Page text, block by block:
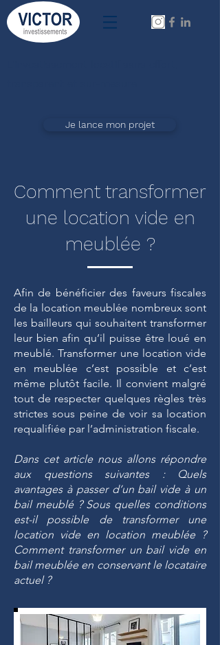
Je lance mon projet
Comment transformer
une location vide en
meublée ?
Afin de bénéficier des faveurs fiscales
de la location meublée nombreux sont
les bailleurs qui souhaitent transformer
leur bien afin qu’il puisse être loué en
meublé. Transformer une location vide
en meublée c’est possible et c’est
même plutôt facile. Il convient malgré
tout de respecter quelques règles très
strictes sous peine de voir sa location
requalifiée par l’administration fiscale.
Dans cet article nous allons répondre
aux questions suivantes : Quels
avantages à passer d’un bail vide à un
bail meublé ? Sous quelles conditions
est-il possible de transformer une
location vide en location meublée ?
Comment transformer un bail vide en
bail meublée en conservant le locataire
actuel ?